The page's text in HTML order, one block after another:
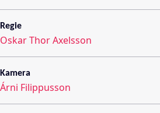
Regie
Oskar Thor Axelsson
Kamera
Árni Filippusson